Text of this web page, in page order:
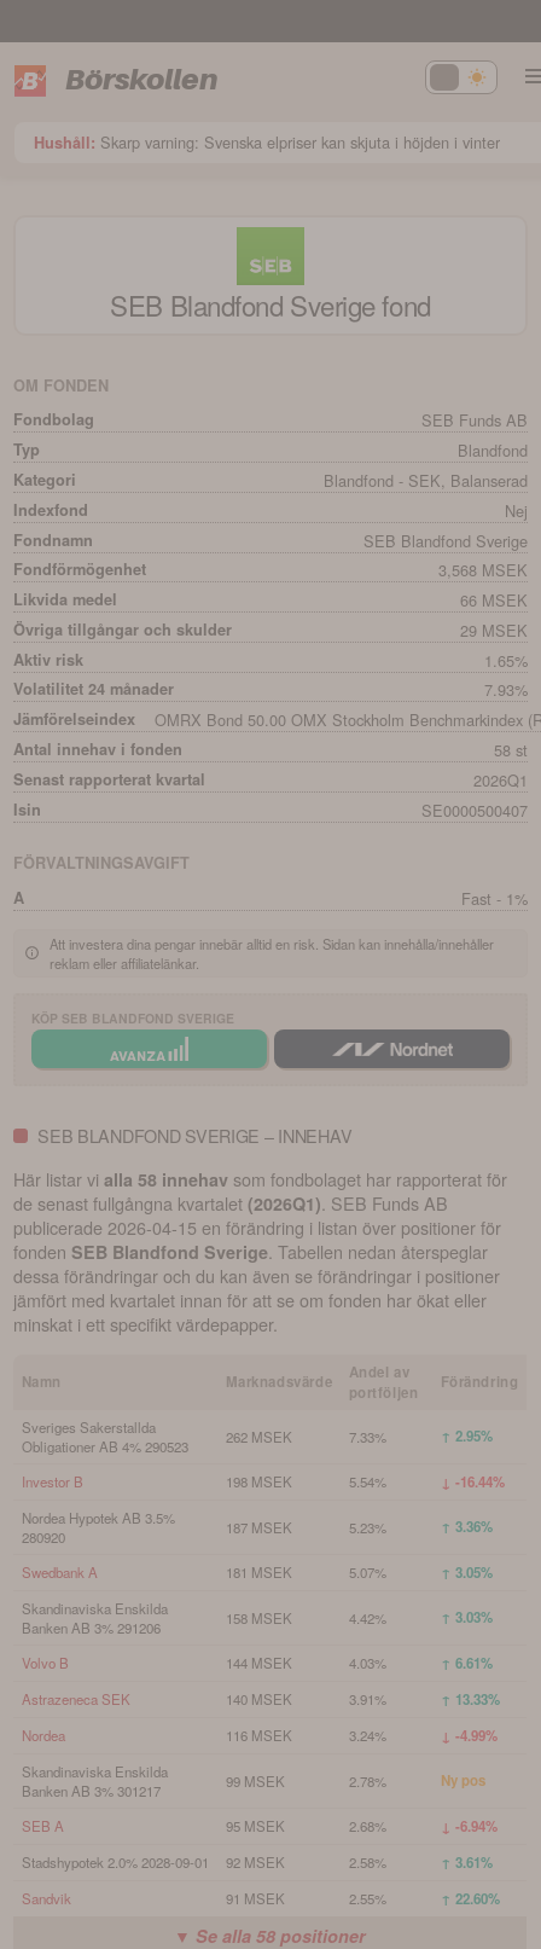
Börskollen
Hushåll: Skarp varning: Svenska elpriser kan skjuta i höjden i vinter
SEB Blandfond Sverigefond
OM FONDEN
Fondbolag
SEB Funds AB
Typ Blandfond
Kategori Blandfond - SEK, Balanserad
Indexfond Nej
Fondnamn SEB Blandfond Sverige
Fondförmögenhet 3,568 MSEK
Likvida medel 66 MSEK
Övriga tillgångar och skulder 29 MSEK
Aktiv risk 1.65%
Volatilitet 24 månader 7.93%
Jämförelseindex OMRX Bond 50.00 OMX Stockholm Benchmarkindex
Antal innehav i fonden 58 st
Senast rapporterat kvartal 2026Q1
Isin SE0000500407
FÖRVALTNINGSAVGIFT
A
Fast - 1%
Att investera dina pengar innebär alltid en risk. Sidan kan innehålla/innehåller
reklam eller affiliatelänkar.
KÖP SEB BLANDFOND SVERIGE
SEB BLANDFOND SVERIGE – INNEHAV
Här listar vialla 58 innehav som fondbolaget har rapporterat för
de senast fullgångna kvartalet (2026Q1). SEB Funds AB
publicerade2026-04-15 en förändring i listan över positioner för
fonden SEB Blandfond Sverige. Tabellen nedan återspeglar
dessa förändringar och du kan även se förändringar i positioner
jämfört med kvartalet innan för att se om fonden har ökat eller
minskat i ett specifikt värdepapper.
Namn Marknadsvärde
Andel av
portföljen
Förändring
Sveriges Sakerstallda
Obligationer AB 4% 290523
262 MSEK 7.33% ↑ 2.95%
Investor B 198 MSEK 5.54% ↓ -16.44%
Nordea Hypotek AB 3.5%
280920
187 MSEK 5.23% ↑ 3.36%
Swedbank A 181 MSEK 5.07% ↑ 3.05%
Skandinaviska Enskilda
Banken AB 3% 291206
158 MSEK 4.42% ↑ 3.03%
Volvo B 144 MSEK 4.03% ↑ 6.61%
Astrazeneca SEK 140 MSEK 3.91% ↑ 13.33%
Nordea 116 MSEK 3.24% ↓ -4.99%
Skandinaviska Enskilda
Banken AB 3% 301217
99 MSEK 2.78% Ny pos
SEB A 95 MSEK 2.68% ↓ -6.94%
Stadshypotek 2.0% 2028-09-01 92 MSEK 2.58% ↑ 3.61%
Sandvik 91 MSEK 2.55% ↑ 22.60%
▼ Se alla58 positioner